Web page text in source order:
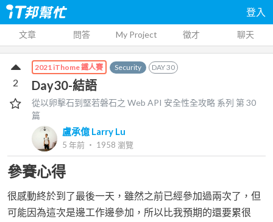
登入
文章 問答 My Project 徵才 聊天
2021 iThome 鐵人賽 Security DAY30
Day30-結語
從以卵擊石到堅若磐石之 Web API 安全性全攻略 系列 第30
篇
盧承億 Larry Lu
5 年前 ‧ 1958 瀏覽
2
參賽心得
很感動終於到了最後一天，雖然之前已經參加過兩次了，但
可能因為這次是邊工作邊參加，所以比我預期的還要累很